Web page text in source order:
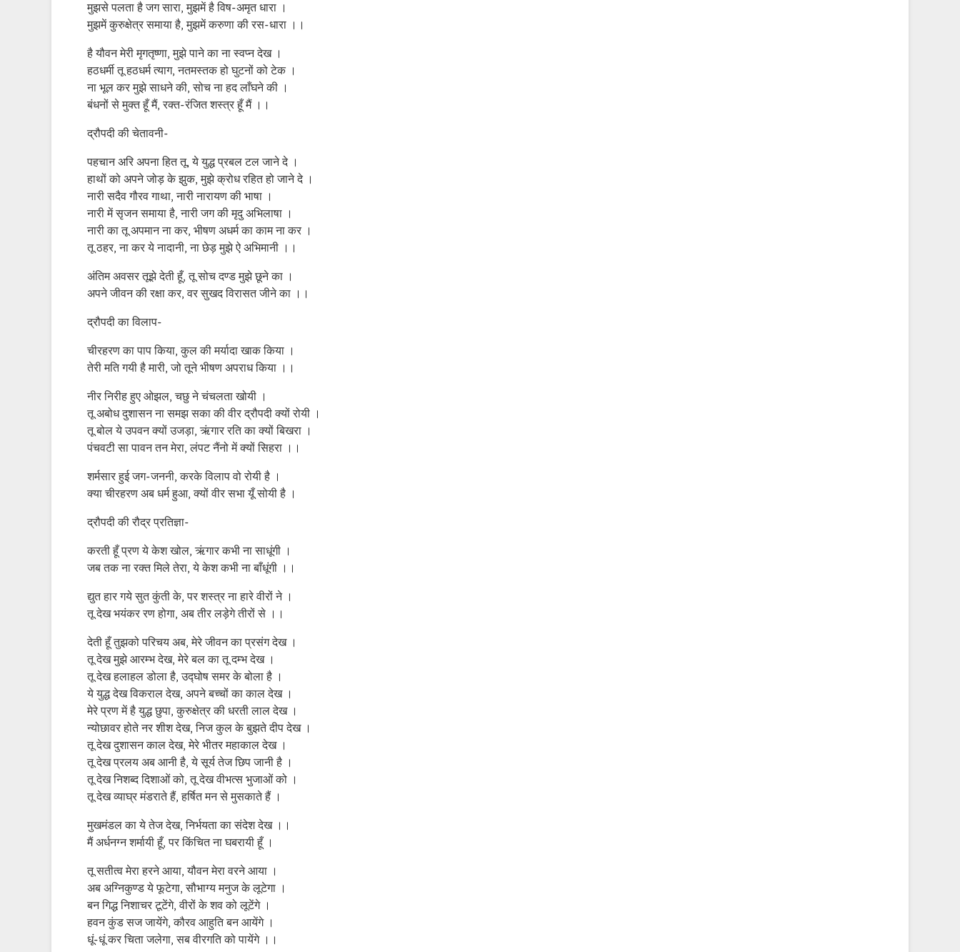
मुझसे पलता है जग सारा, मुझमें है विष-अमृत धारा ।
मुझमें कुरुक्षेत्र समाया है, मुझमें करुणा की रस-धारा ।।
है यौवन मेरी मृगतृष्णा, मुझे पाने का ना स्वप्न देख ।
हठधर्मी तू हठधर्म त्याग, नतमस्तक हो घुटनों को टेक ।
ना भूल कर मुझे साधने की, सोच ना हद लाँघने की ।
बंधनों से मुक्त हूँ मैं, रक्त-रंजित शस्त्र हूँ मैं ।।
द्रौपदी की चेतावनी-
पहचान अरि अपना हित तू, ये युद्ध प्रबल टल जाने दे ।
हाथों को अपने जोड़ के झुक, मुझे क्रोध रहित हो जाने दे ।
नारी सदैव गौरव गाथा, नारी नारायण की भाषा ।
नारी में सृजन समाया है, नारी जग की मृदु अभिलाषा ।
नारी का तू अपमान ना कर, भीषण अधर्म का काम ना कर ।
तू ठहर, ना कर ये नादानी, ना छेड़ मुझे ऐ अभिमानी ।।
अंतिम अवसर तूझे देती हूँ, तू सोच दण्ड मुझे छूने का ।
अपने जीवन की रक्षा कर, वर सुखद विरासत जीने का ।।
द्रौपदी का विलाप-
चीरहरण का पाप किया, कुल की मर्यादा खाक किया ।
तेरी मति गयी है मारी, जो तूने भीषण अपराध किया ।।
नीर निरीह हुए ओझल, चछु ने चंचलता खोयी ।
तू अबोध दुशासन ना समझ सका की वीर द्रौपदी क्यों रोयी ।
तू बोल ये उपवन क्यों उजड़ा, ऋंगार रति का क्यों बिखरा ।
पंचवटी सा पावन तन मेरा, लंपट नैंनो में क्यों सिहरा ।।
शर्मसार हुई जग-जननी, करके विलाप वो रोयी है ।
क्या चीरहरण अब धर्म हुआ, क्यों वीर सभा यूँ सोयी है ।
द्रौपदी की रौद्र प्रतिज्ञा-
करती हूँ प्रण ये केश खोल, ऋंगार कभी ना साधूंगी ।
जब तक ना रक्त मिले तेरा, ये केश कभी ना बाँधूंगी ।।
द्युत हार गये सुत कुंती के, पर शस्त्र ना हारे वीरों ने ।
तू देख भयंकर रण होगा, अब तीर लड़ेगे तीरों से ।।
देती हूँ तुझको परिचय अब, मेरे जीवन का प्रसंग देख ।
तू देख मुझे आरम्भ देख, मेरे बल का तू दम्भ देख ।
तू देख हलाहल डोला है, उद्घोष समर के बोला है ।
ये युद्ध देख विकराल देख, अपने बच्चों का काल देख ।
मेरे प्रण में है युद्ध छुपा, कुरुक्षेत्र की धरती लाल देख ।
न्योछावर होते नर शीश देख, निज कुल के बुझते दीप देख ।
तू देख दुशासन काल देख, मेरे भीतर महाकाल देख ।
तू देख प्रलय अब आनी है, ये सूर्य तेज छिप जानी है ।
तू देख निशब्द दिशाओं को, तू देख वीभत्स भुजाओं को ।
तू देख व्याघ्र मंडराते हैं, हर्षित मन से मुसकाते हैं ।
मुखमंडल का ये तेज देख, निर्भयता का संदेश देख ।।
मैं अर्धनग्न शर्मायी हूँ, पर किंचित ना घबरायी हूँ ।
तू सतीत्व मेरा हरने आया, यौवन मेरा वरने आया ।
अब अग्निकुण्ड ये फूटेगा, सौभाग्य मनुज के लूटेगा ।
बन गिद्ध निशाचर टूटेंगे, वीरों के शव को लूटेंगे ।
हवन कुंड सज जायेंगे, कौरव आहुति बन आयेंगे ।
धूं-धूं कर चिता जलेगा, सब वीरगति को पायेंगे ।।